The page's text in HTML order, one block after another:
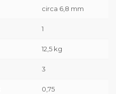
circa 6,8 mm
1
12,5 kg
3
0,75